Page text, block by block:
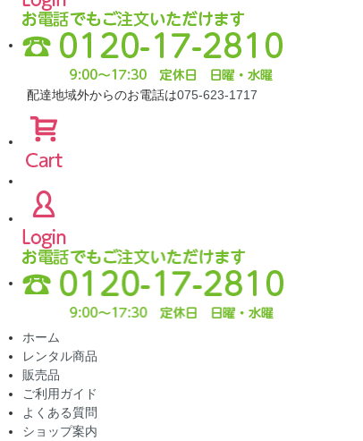
配達地域外からのお電話は075-623-1717
ホーム
レンタル商品
販売品
ご利用ガイド
よくある質問
ショップ案内